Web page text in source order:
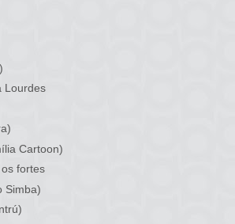
Lourdes
Cartoon)
fortes
Simba)